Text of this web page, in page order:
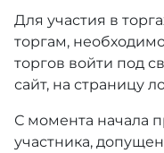
Для участия в
торгам,
торгов войти под
сайт, на страницу
С момента начала
участника,